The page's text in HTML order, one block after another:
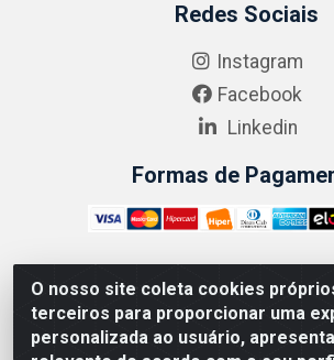
O nosso site coleta cookies
terceiros para proporcionar uma
personalizada ao usuário,
Redes Sociais
Instagram
Facebook
Linkedin
Formas de
ABRASEG COMÉRCIO ATACADISTA
10.894.768/0001-00 - Avenida Lobo
Penha Circular - Rio de Janeiro - RJ -